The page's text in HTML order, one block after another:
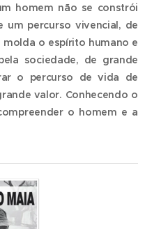
homem não se constrói
um percurso vivencial, de
o espírito humano e
sociedade, de grande
o percurso de vida de
valor. Conhecendo o
o homem e a